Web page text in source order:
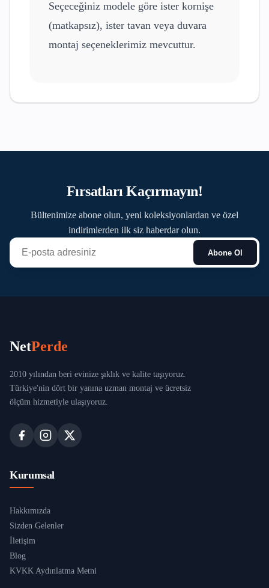
Seçeceğiniz modele göre ister kornişe
(matkapsız), ister tavan veya duvara
montaj seçeneklerimiz mevcuttur.
Fırsatları Kaçırmayın!
Bültenimize abone olun, yeni koleksiyonlardan ve özel
indirimlerden ilk siz haberdar olun.
Abone Ol
NetPerde
2010 yılından beri evinize şıklık ve kalite taşıyoruz.
Türkiye'nin dört bir yanına uzman montaj ve ücretsiz
ölçüm hizmetiyle ulaşıyoruz.
Kurumsal
Hakkımızda
Sizden Gelenler
İletişim
Blog
KVKK Aydınlatma Metni